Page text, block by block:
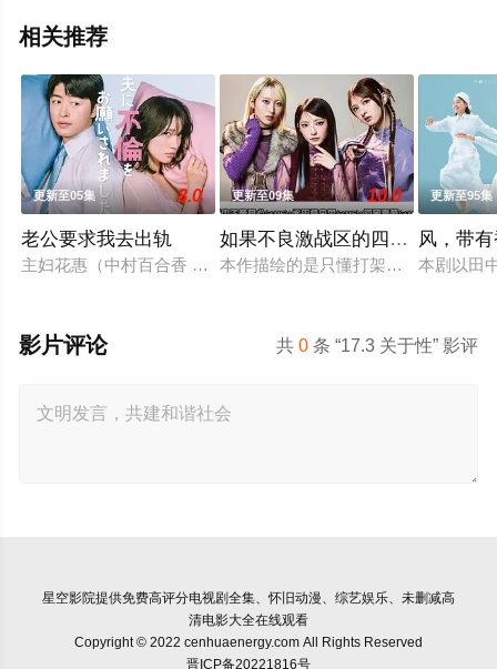
相关推荐
更新至05集 8.0
老公要求我去出轨
主妇花惠（中村百合香 饰）与丈夫弘树（佐野玲於 饰）及4岁
更新至09集 10.0
如果不良激战区的四天王转生成
本作描绘的是只懂打架的四名不良少
更新至95集
风，带
本剧以田
共0 条 “17.3 关于性” 影评
影片评论
星空影院提供免费高评分电视剧全集、怀旧动漫、综艺娱乐、未删减高
清电影大全在线观看
Copyright © 2022 cenhuaenergy.com All Rights Reserved
晋ICP备20221816号